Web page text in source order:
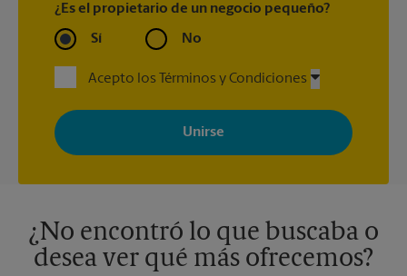
¿Es el propietario de un negocio pequeño?
Sí No
Acepto los Términos y Condiciones
Al registrarse, acepta recibir correos electrónicos de The UPS
Store con noticias, ofertas especiales, promociones y mensajes
adaptados a sus intereses. Puede darse de baja en cualquier
momento. Para más información, consulte nuestra política de
¿No encontró lo que buscaba o
desea ver qué más ofrecemos?